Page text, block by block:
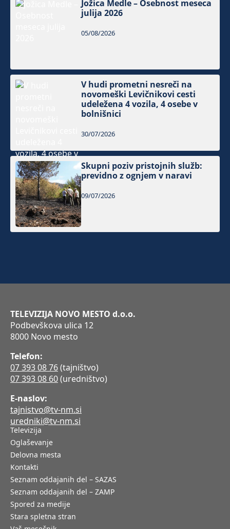
Jožica Medle – Osebnost meseca
julija 2026
05/08/2026
V hudi prometni nesreči na
novomeški Levičnikovi cesti
udeležena 4 vozila, 4 osebe v
bolnišnici
30/07/2026
Skupni poziv pristojnih služb:
previdno z ognjem v naravi
09/07/2026
TELEVIZIJA NOVO MESTO d.o.o.
Podbevškova ulica 12
8000 Novo mesto
Telefon:
07 393 08 76(tajništvo)
07 393 08 60(uredništvo)
E-naslov:
tajnistvo@tv-nm.si
uredniki@tv-nm.si
Televizija
Oglaševanje
Delovna mesta
Kontakti
Seznam oddajanih del – SAZAS
Seznam oddajanih del – ZAMP
Spored za medije
Stara spletna stran